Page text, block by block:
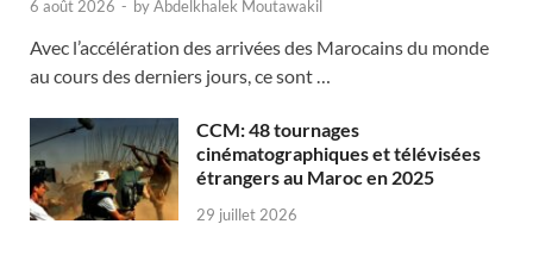
6 août 2026 - byAbdelkhalek Moutawakil
Avec l’accélération des arrivées des Marocains du monde
au cours des derniers jours, ce sont …
CCM: 48 tournages
cinématographiques et télévisées
étrangers au Maroc en 2025
29 juillet 2026